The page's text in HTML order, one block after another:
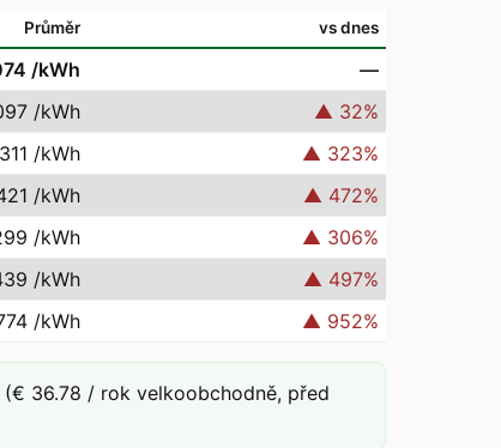
Průměr vs dnes
/kWh
—
/kWh ▲ 32%
/kWh ▲ 323%
/kWh ▲ 472%
/kWh ▲ 306%
/kWh ▲ 497%
/kWh ▲ 952%
36.78 / rok velkoobchodně, před